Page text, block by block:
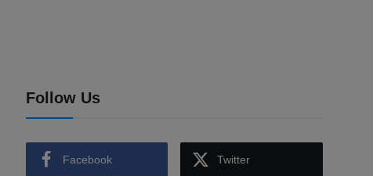
Follow Us
Facebook Twitter